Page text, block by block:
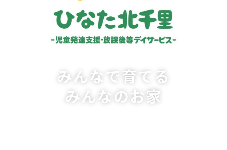
みんなで育てる
みんなのお家